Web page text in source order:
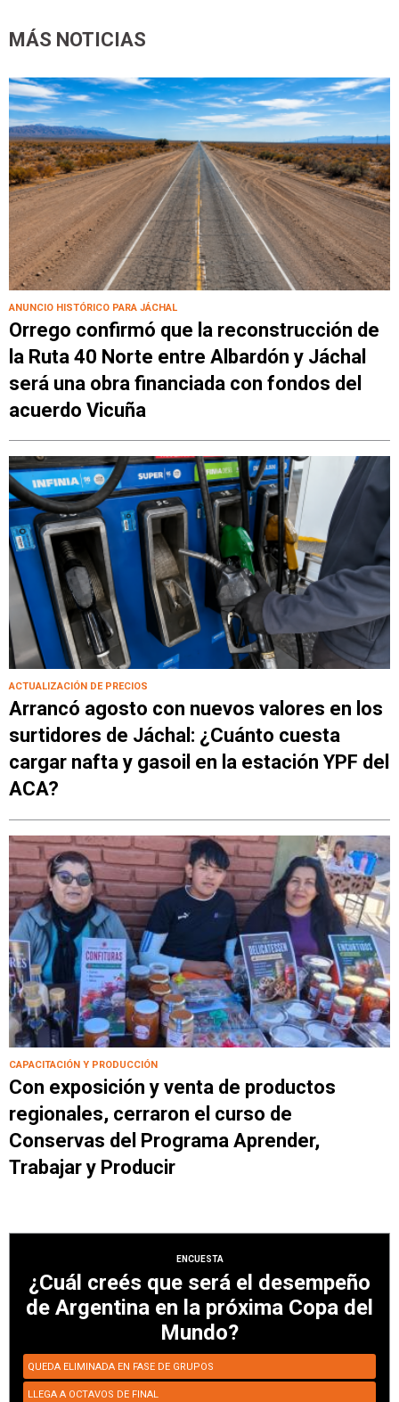
MÁS NOTICIAS
ANUNCIO HISTÓRICO PARA JÁCHAL
Orrego confirmó que la reconstrucción de
la Ruta 40 Norte entre Albardón y Jáchal
será una obra financiada con fondos del
acuerdo Vicuña
ACTUALIZACIÓN DE PRECIOS
Arrancó agosto con nuevos valores en los
surtidores de Jáchal: ¿Cuánto cuesta
cargar nafta y gasoil en la estación YPF del
ACA?
CAPACITACIÓN Y PRODUCCIÓN
Con exposición y venta de productos
regionales, cerraron el curso de
Conservas del Programa Aprender,
Trabajar y Producir
ENCUESTA
¿Cuál creés que será el desempeño
de Argentina en la próxima Copa del
Mundo?
QUEDA ELIMINADA EN FASE DE GRUPOS
LLEGA A OCTAVOS DE FINAL